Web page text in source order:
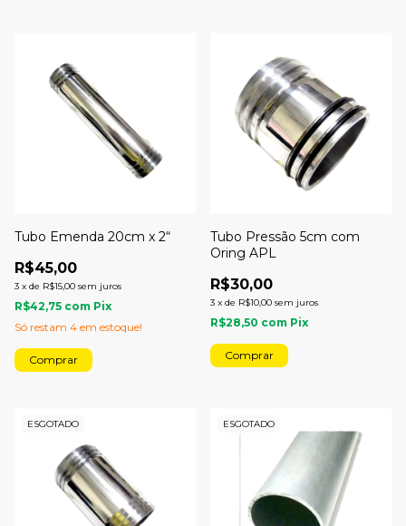
Tubo Emenda 20cm x 2“
R$45,00
3 x de R$15,00 sem juros
R$42,75 com Pix
Só restam 4 em estoque!
Tubo Pressão 5cm com
Oring APL
R$30,00
3 x de R$10,00 sem juros
R$28,50 com Pix
ESGOTADO ESGOTADO